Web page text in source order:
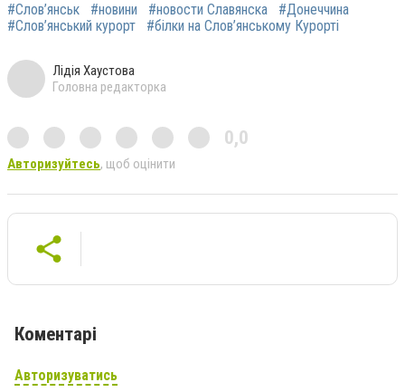
#Слов’янськ #новини #новости Славянска
#Донеччина
#Слов’янський курорт
#білки на Слов’янському Курорті
Лідія Хаустова
Головна редакторка
0,0
Авторизуйтесь, щоб оцінити
Коментарі
Авторизуватись